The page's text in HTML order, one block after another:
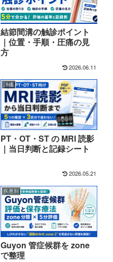
結節間溝の触診ポイント
｜位置・手順・圧痛の見
方
2026.06.11
評価
PT・OT・ST の MRI 読影
｜当日判断と記録シート
2026.05.21
疾患別
Guyon 管症候群を zone
で整理